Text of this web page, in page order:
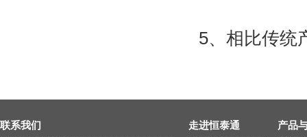
5、相比传统
联系我们 走进恒泰通 产品